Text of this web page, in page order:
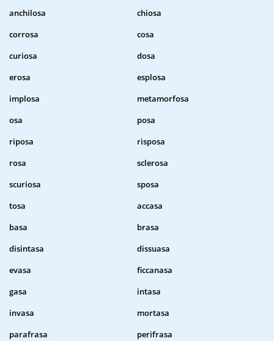
anchilosa
chiosa
corrosa
cosa
curiosa
dosa
erosa
esplosa
implosa
metamorfosa
osa
posa
riposa
risposa
rosa
sclerosa
scuriosa
sposa
tosa
accasa
basa
brasa
disintasa
dissuasa
evasa
ficcanasa
gasa
intasa
invasa
mortasa
parafrasa
perifrasa